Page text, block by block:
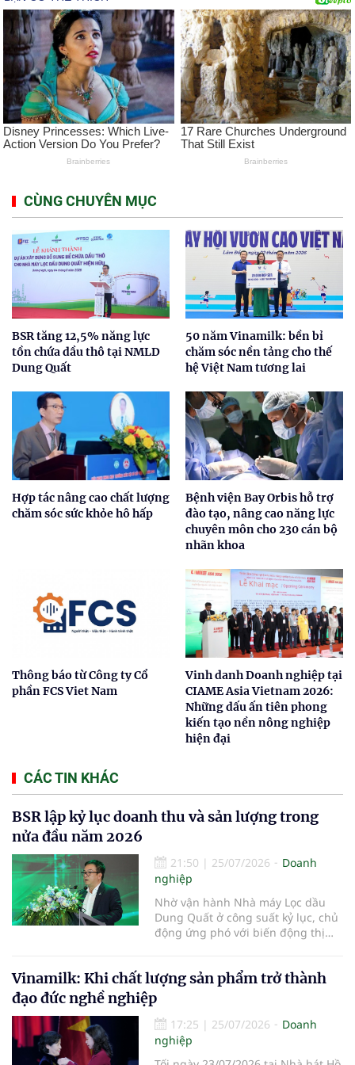
CÙNG CHUYÊN MỤC
BSR tăng 12,5% năng lực
tồn chứa dầu thô tại NMLD
Dung Quất
50 năm Vinamilk: bền bỉ
chăm sóc nền tảng cho thế
hệ Việt Nam tương lai
Hợp tác nâng cao chất lượng
chăm sóc sức khỏe hô hấp
Bệnh viện Bay Orbis hỗ trợ
đào tạo, nâng cao năng lực
chuyên môn cho 230 cán bộ
nhãn khoa
Thông báo từ Công ty Cổ
phần FCS Viet Nam
Vinh danh Doanh nghiệp tại
CIAME Asia Vietnam 2026:
Những dấu ấn tiên phong
kiến tạo nền nông nghiệp
hiện đại
CÁC TIN KHÁC
BSR lập kỷ lục doanh thu và sản lượng trong
nửa đầu năm 2026
21:50 | 25/07/2026
Doanh
nghiệp
Nhờ vận hành Nhà máy Lọc dầu
Dung Quất ở công suất kỷ lục, chủ
động ứng phó với biến động thị
đạt doanh thu hợp nhất hơn
100.900 tỷ đồng trong 6 tháng đầu
năm 2026, vượt xa kế hoạch và tạo
Vinamilk: Khi chất lượng sản phẩm trở thành
đạo đức nghề nghiệp
17:25 | 25/07/2026
Doanh
nghiệp